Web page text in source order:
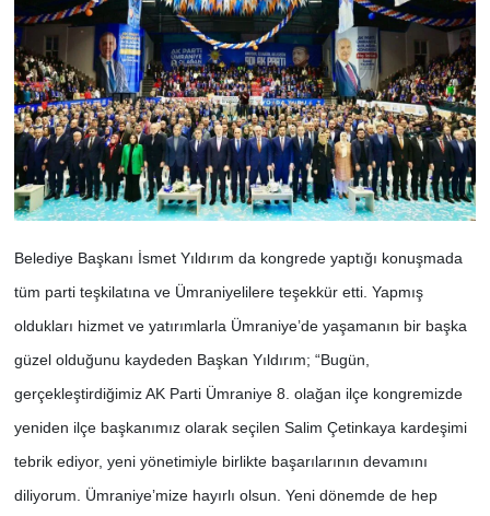
Belediye Başkanı İsmet Yıldırım da kongrede yaptığı konuşmada
tüm parti teşkilatına ve Ümraniyelilere teşekkür etti. Yapmış
oldukları hizmet ve yatırımlarla Ümraniye’de yaşamanın bir başka
güzel olduğunu kaydeden Başkan Yıldırım; “Bugün,
gerçekleştirdiğimiz AK Parti Ümraniye 8. olağan ilçe kongremizde
yeniden ilçe başkanımız olarak seçilen Salim Çetinkaya kardeşimi
tebrik ediyor, yeni yönetimiyle birlikte başarılarının devamını
diliyorum. Ümraniye’mize hayırlı olsun. Yeni dönemde de hep